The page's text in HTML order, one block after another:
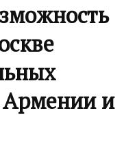
Армении и